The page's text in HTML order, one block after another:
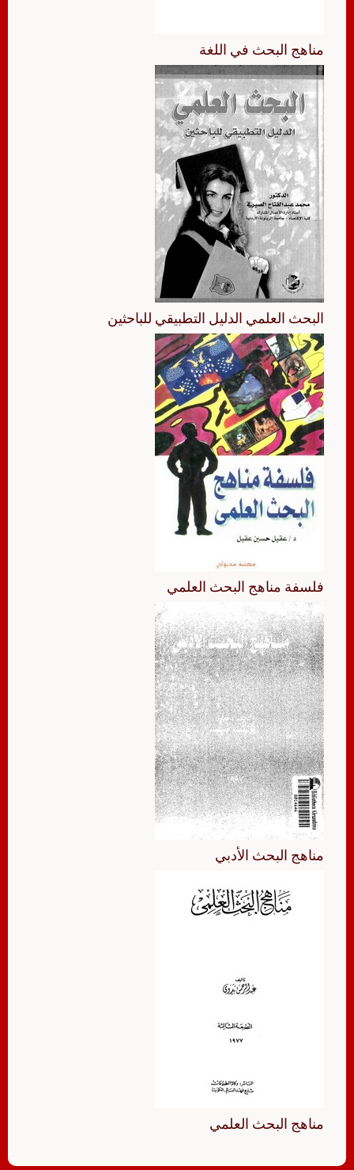
مناهج البحث في اللغة
البحث العلمي الدليل التطبيقي للباحثين
فلسفة مناهج البحث العلمي
مناهج البحث الأدبي
مناهج البحث العلمي